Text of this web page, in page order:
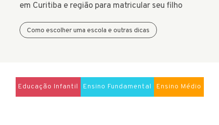
em Curitiba e região para matricular seu filho
Como escolher uma escola e outras dicas
Educação Infantil Ensino Fundamental Ensino Médio